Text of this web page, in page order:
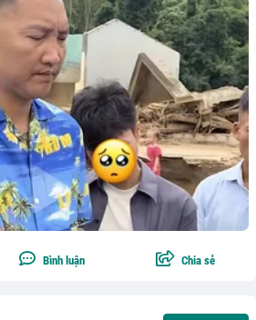
Bình luận Chia sẻ